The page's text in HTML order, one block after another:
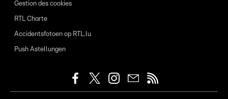
Gestion des cookies
RTL Charte
Accidentsfotoen op RTL.lu
Push Astellungen